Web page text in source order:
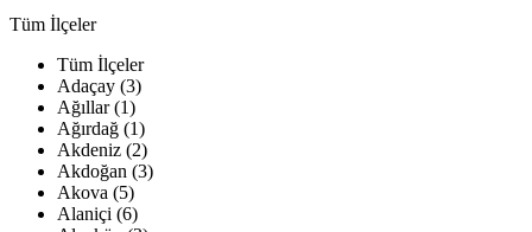
Tüm İlçeler
Tüm İlçeler
Adaçay (3)
Ağıllar (1)
Ağırdağ (1)
Akdeniz (2)
Akdoğan (3)
Akova (5)
Alaniçi (6)